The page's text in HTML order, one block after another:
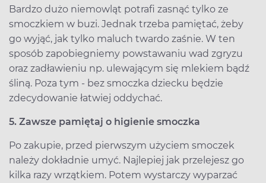
Bardzo dużo niemowląt potrafi zasnąć tylko ze
smoczkiem w buzi. Jednak trzeba pamiętać, żeby
go wyjąć, jak tylko maluch twardo zaśnie. W ten
sposób zapobiegniemy powstawaniu wad zgryzu
oraz zadławieniu np. ulewającym się mlekiem bądź
śliną. Poza tym - bez smoczka dziecku będzie
zdecydowanie łatwiej oddychać.
5. Zawsze pamiętaj o higienie smoczka
Po zakupie, przed pierwszym użyciem smoczek
należy dokładnie umyć. Najlepiej jak przelejesz go
kilka razy wrzątkiem. Potem wystarczy wyparzać